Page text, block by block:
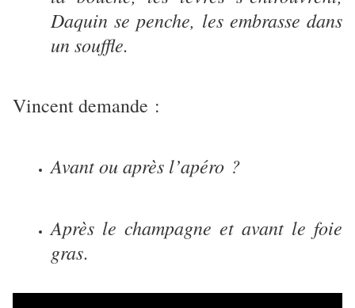
Daquin se penche, les embrasse dans
un souffle.
Vincent demande :
Avant ou après l’apéro ?
Après le champagne et avant le foie
gras.